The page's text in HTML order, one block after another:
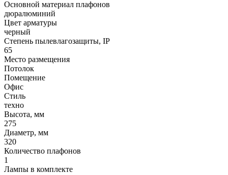
Основной материал плафонов
дюралюминий
Цвет арматуры
черный
Степень пылевлагозащиты, IP
65
Место размещения
Потолок
Помещение
Офис
Стиль
техно
Высота, мм
275
Диаметр, мм
320
Количество плафонов
1
Лампы в комплекте